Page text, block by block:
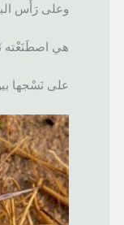
وعلى رَأْس
هي اصطَنَعْته
على نَسْجها